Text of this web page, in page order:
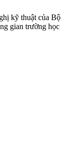
kỹ thuật của Bộ
gian trường học